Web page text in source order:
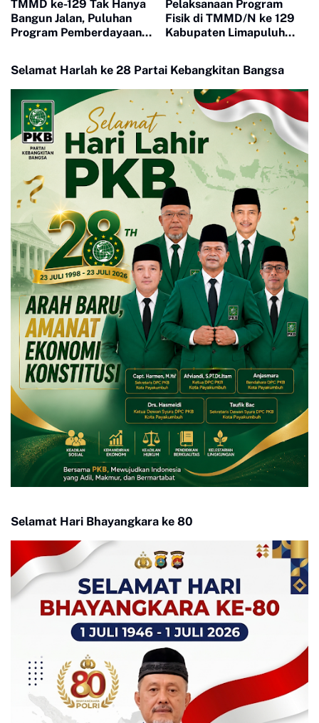
TMMD ke-129 Tak Hanya
Bangun Jalan, Puluhan
Program Pemberdayaan
Pelaksanaan Program
Fisik di TMMD/N ke 129
Kabupaten Limapuluh
Selamat Harlah ke 28 Partai Kebangkitan Bangsa
Selamat Hari Bhayangkara ke 80